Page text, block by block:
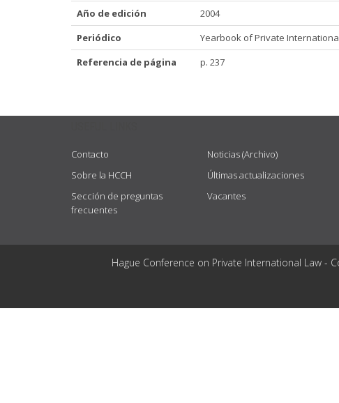
Año de edición
2004
Periódico
Yearbook of Private
Referencia de página
p. 237
Contacto
Sobre la HCCH
Sección de preguntas
frecuentes
Noticias (Archivo)
Últimas actualizaciones
Vacantes
Hague Conference on Private International Law -